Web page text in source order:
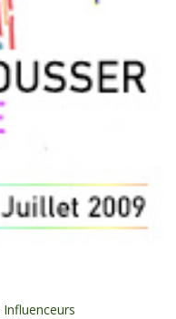
Influenceurs